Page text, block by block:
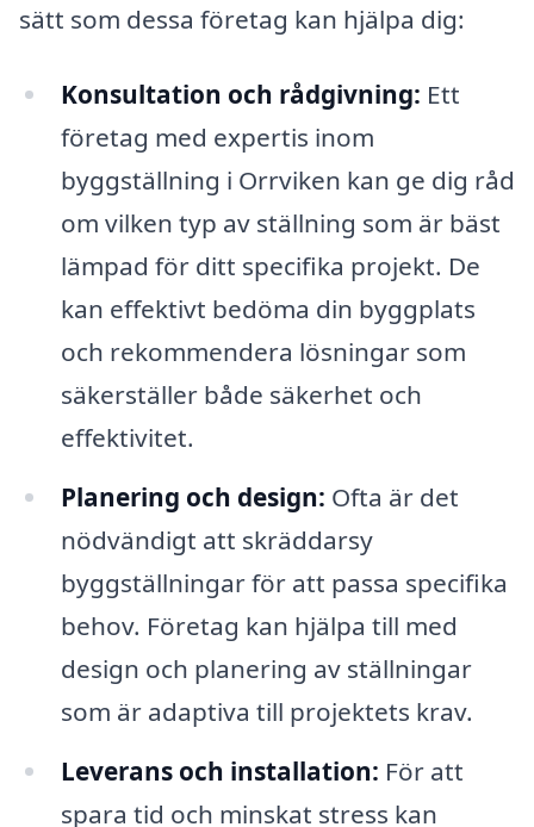
sätt som dessa företag kan hjälpa dig:
Konsultation och rådgivning: Ett
företag med expertis inom
byggställning i Orrviken kan ge dig råd
om vilken typ av ställning som är bäst
lämpad för ditt specifika projekt. De
kan effektivt bedöma din byggplats
och rekommendera lösningar som
säkerställer både säkerhet och
effektivitet.
Planering och design: Ofta är det
nödvändigt att skräddarsy
byggställningar för att passa specifika
behov. Företag kan hjälpa till med
design och planering av ställningar
som är adaptiva till projektets krav.
Leverans och installation: För att
spara tid och minskat stress kan